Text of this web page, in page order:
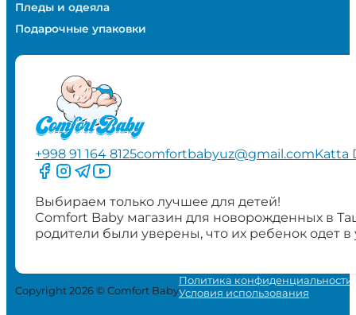
Пледы и одеяла
Подарочные упаковки
+998 91 164 8125comfortbabyuz@gmail.comKatta
Следите за нами на Facebook
Следите за нами в Instagram
Следите за нами в Telegram
Следите за нами в YouTube
Выбираем только лучшее для детей!
Comfort Baby магазин для новорожденных в
родители были уверены, что их ребенок одет
Copyright 2026 © Comfort Baby
Политика конфиденциальности
Условия использования